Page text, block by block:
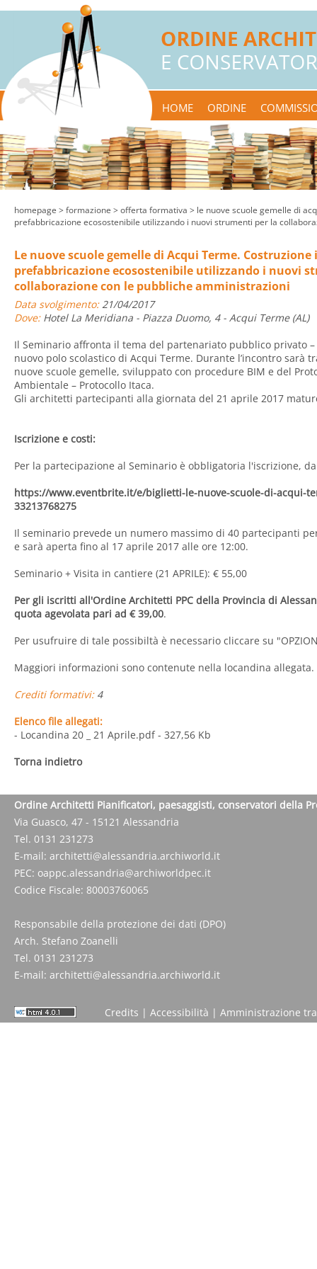
HOME ORDINE
homepage > formazione > offerta formativa > le nuove scuole gemelle di
prefabbricazione ecosostenibile utilizzando i nuovi strumenti per la
Le nuove scuole gemelle di Acqui Terme.
prefabbricazione ecosostenibile utilizzando i nuovi
collaborazione con le pubbliche amministrazioni
Data svolgimento:21/04/2017
Dove:Hotel La Meridiana - Piazza Duomo, 4 - Acqui Terme (AL)
Il Seminario affronta il tema del partenariato pubblico privato
nuovo polo scolastico di Acqui Terme. Durante l’incontro sarà
nuove scuole gemelle, sviluppato con procedure BIM e del
Ambientale – Protocollo Itaca.
Gli architetti partecipanti alla giornata del 21 aprile 2017
Iscrizione e costi:
Per la partecipazione al Seminario è obbligatoria l'iscrizione,
https://www.eventbrite.it/e/biglietti-le-nuove-scuole-di-acqui-
33213768275
Il seminario prevede un numero massimo di 40 partecipanti
e sarà aperta fino al 17 aprile 2017 alle ore 12:00.
Seminario + Visita in cantiere (21 APRILE): € 55,00
Per gli iscritti all'Ordine Architetti PPC della Provincia di
quota agevolata pari ad € 39,00.
Per usufruire di tale possibiltà è necessario cliccare su
Maggiori informazioni sono contenute nella locandina allegata.
Crediti formativi:4
Elenco file allegati:
- Locandina 20 _ 21 Aprile.pdf- 327,56 Kb
Torna indietro
Ordine Architetti Pianificatori, paesaggisti, conservatori della
Via Guasco, 47 - 15121 Alessandria
Tel. 0131 231273
E-mail: architetti@alessandria.archiworld.it
PEC: oappc.alessandria@archiworldpec.it
Codice Fiscale: 80003760065
Responsabile della protezione dei dati (DPO)
Arch. Stefano Zoanelli
Tel. 0131 231273
E-mail: architetti@alessandria.archiworld.it
Credits | Accessibilità | Amministrazione